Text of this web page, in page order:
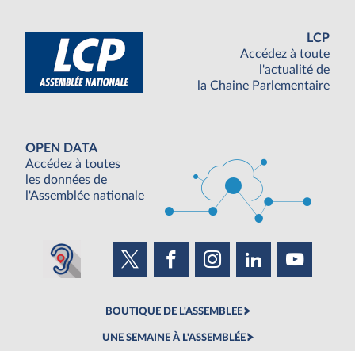
LCP
Accédez à toute
l'actualité de
la Chaine Parlementaire
OPEN DATA
Accédez à toutes
les données de
l'Assemblée nationale
BOUTIQUE DE L'ASSEMBLEE
UNE SEMAINE À L'ASSEMBLÉE